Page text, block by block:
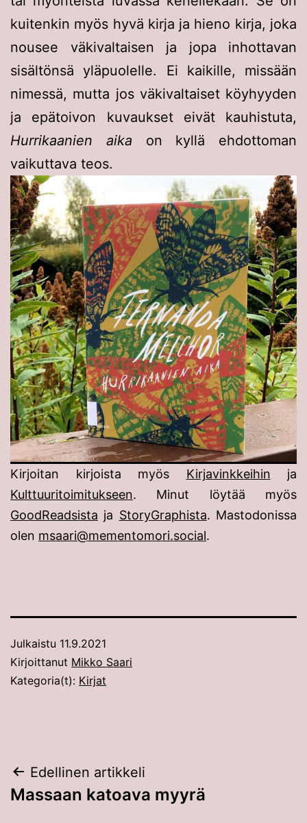
kuitenkin myös hyvä kirja ja hieno kirja, joka
nousee väkivaltaisen ja jopa inhottavan
sisältönsä yläpuolelle. Ei kaikille, missään
nimessä, mutta jos väkivaltaiset köyhyyden
ja epätoivon kuvaukset eivät kauhistuta,
Hurrikaanien aika on kyllä ehdottoman
vaikuttava teos.
Kirjoitan kirjoista myös Kirjavinkkeihin ja
Kulttuuritoimitukseen. Minut löytää myös
GoodReadsista ja StoryGraphista. Mastodonissa
olen msaari@mementomori.social.
Julkaistu 11.9.2021
Kirjoittanut Mikko Saari
Kategoria(t): Kirjat
Artikkelien
selaus
Edellinen artikkeli
Massaan katoava myyrä